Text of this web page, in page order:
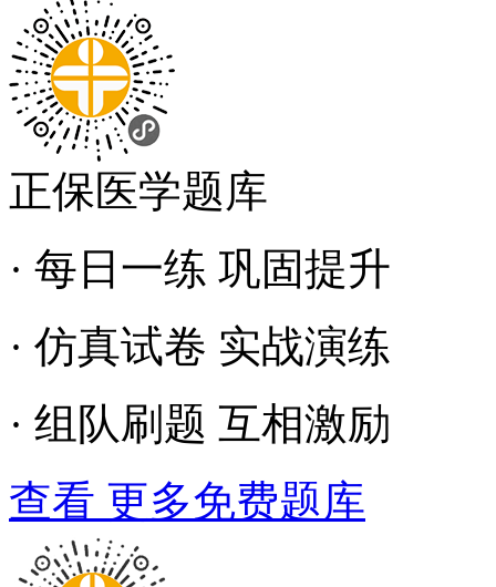
正保医学题库
· 每日一练 巩固提升
· 仿真试卷 实战演练
· 组队刷题 互相激励
查看 更多免费题库